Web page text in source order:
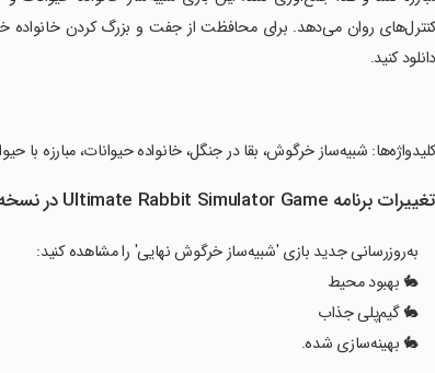
دانلود کنید.
‏کلیدواژه‌ها: شبیه‌ساز خرگوش، بقا در جنگل، خانواده حیوانات، مبارزه
تغییرات برنامه Ultimate Rabbit Simulator Game در نسخه جدید
به‌روزرسانی جدید بازی 'شبیه‌ساز خرگوش نهایی' را مشاهده کنید:
🐇 بهبود محیط
🐇 گیم‌پلی جذاب
🐇 بهینه‌سازی شده.